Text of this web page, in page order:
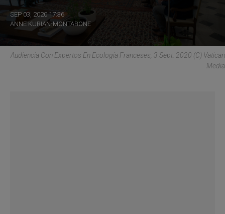
SEP 03, 2020 17:36
ANNE KURIAN-MONTABONE
Audiencia Con Expertos En Ecología Franceses, 3 Sept. 2020 (C) Vatican
Media